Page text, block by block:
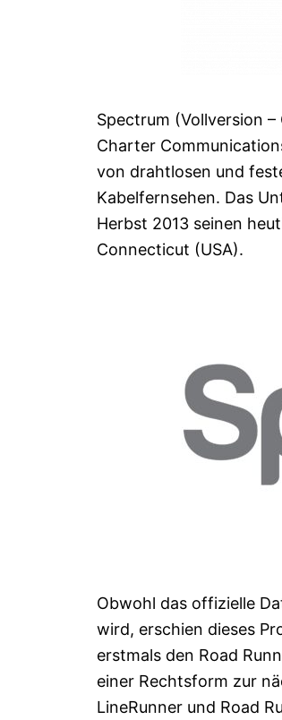
Spectrum (Vollversion
Charter
von drahtlosen und
Kabelfernsehen. Das
Herbst 2013 seinen
Connecticut (USA).
Obwohl das offizielle
wird, erschien dieses
erstmals den Road
einer Rechtsform zur
LineRunner und Road